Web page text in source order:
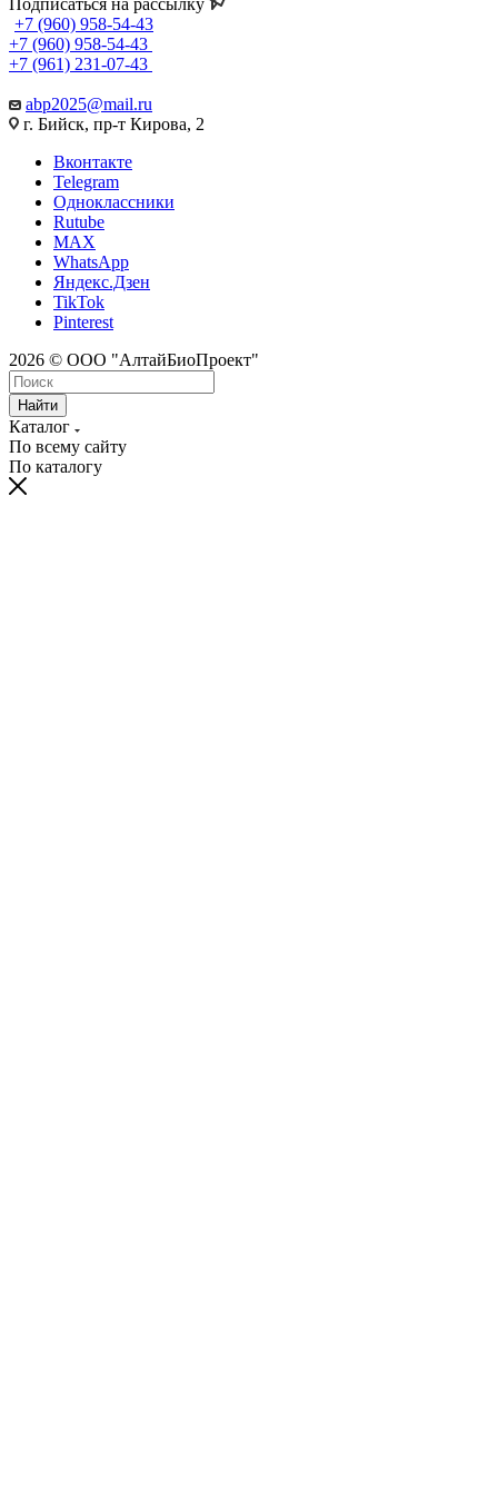
+7 (960) 958-54-43
+7 (960) 958-54-43
+7 (961) 231-07-43
abp2025@mail.ru
г. Бийск, пр-т Кирова, 2
Вконтакте
Telegram
Одноклассники
Rutube
MAX
WhatsApp
Яндекс.Дзен
TikTok
Pinterest
2026 © ООО "АлтайБиоПроект"
Найти
Каталог
По всему сайту
По каталогу